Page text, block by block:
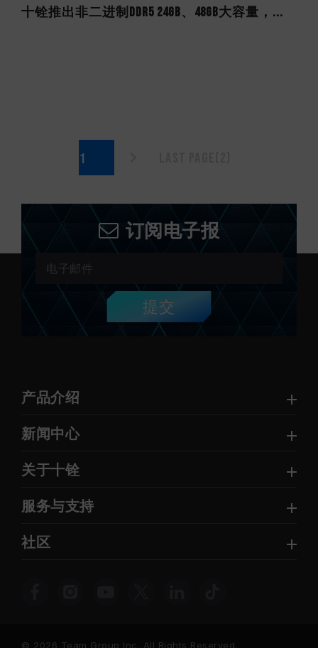
十铨推出非二进制DDR5 24GB、48GB大容量，...
订阅电子报
提交
产品介绍
新闻中心
关于十铨
服务与支持
社区
© 2026 Team Group Inc. All Rights Reserved.